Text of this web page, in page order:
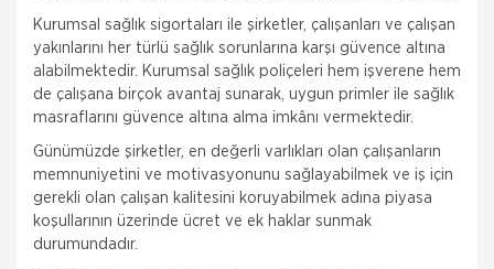
Kurumsal sağlık sigortaları ile şirketler, çalışanları ve çalışan
yakınlarını her türlü sağlık sorunlarına karşı güvence altına
alabilmektedir. Kurumsal sağlık poliçeleri hem işverene hem
de çalışana birçok avantaj sunarak, uygun primler ile sağlık
masraflarını güvence altına alma imkânı vermektedir.
Günümüzde şirketler, en değerli varlıkları olan çalışanların
memnuniyetini ve motivasyonunu sağlayabilmek ve iş için
gerekli olan çalışan kalitesini koruyabilmek adına piyasa
koşullarının üzerinde ücret ve ek haklar sunmak
durumundadır.